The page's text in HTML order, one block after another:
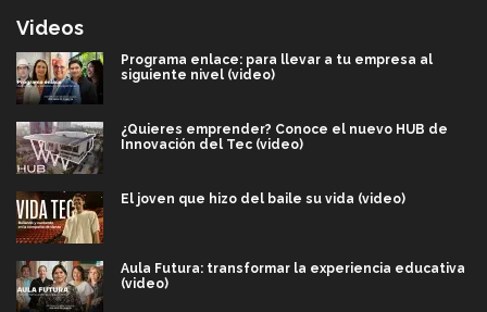
Videos
Programa enlace: para llevar a tu empresa al
siguiente nivel (video)
¿Quieres emprender? Conoce el nuevo HUB de
Innovación del Tec (video)
El joven que hizo del baile su vida (video)
Aula Futura: transformar la experiencia educativa
(video)